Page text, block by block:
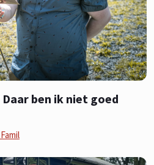
ben ik niet goed